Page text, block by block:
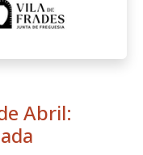
Abril: